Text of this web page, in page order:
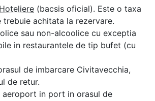
(bacsis oficial). Este o taxa
achitata la rezervare.
sau non-alcoolice cu exceptia
in restaurantele de tip bufet (cu
de imbarcare Civitavecchia,
de retur.
aeroport in port in orasul de